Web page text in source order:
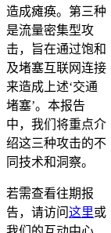
造成瘫痪。第三种
是流量密集型攻
击，旨在通过饱和
及堵塞互联网连接
来造成上述‘交通
堵塞’。本报告
中，我们将重点介
绍这三种攻击的不
同技术和洞察。
若需查看往期报
告，请访问这里或